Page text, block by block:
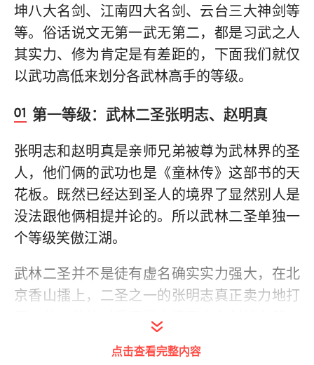
坤八大名剑、江南四大名剑、云台三大神剑等
等。俗话说文无第一武无第二，都是习武之人
其实力、修为肯定是有差距的，下面我们就仅
以武功高低来划分各武林高手的等级。
第一等级：武林二圣张明志、赵明真
张明志和赵明真是亲师兄弟被尊为武林界的圣
人，他们俩的武功也是《童林传》这部书的天
花板。既然已经达到圣人的境界了显然别人是
没法跟他俩相提并论的。所以武林二圣单独一
个等级笑傲江湖。
武林二圣并不是徒有虚名确实实力强大，在北
京香山擂上，二圣之一的张明志真正卖力地打
了一仗，他的对手正是大清四大名剑排名第一
续击败两大顶尖高手坐实了天下第一的位置。
点击查看完整内容